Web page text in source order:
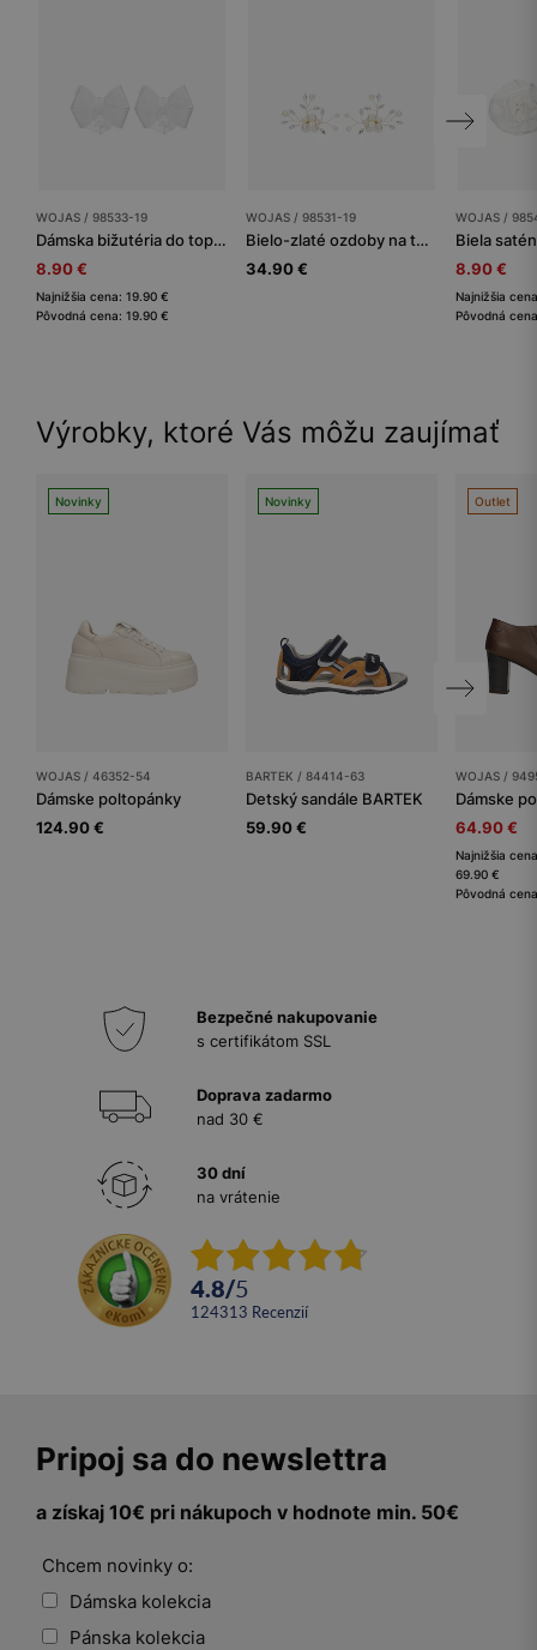
WOJAS / 98533-19
Dámska bižutéria do topánok Wojas. Kvalita a štýl
8.90 €
Najnižšia cena: 19.90 €
Pôvodná cena: 19.90 €
WOJAS / 98531-19
Bielo-zlaté ozdoby na topánky s perličkami
34.90 €
WOJAS /
8.90 €
Najnižšia
Pôvodná
Výrobky, ktoré Vás môžu zaujímať
Novinky
WOJAS / 46352-54
Dámske poltopánky
124.90 €
Novinky
BARTEK / 84414-63
Detský sandále BARTEK
59.90 €
Outlet
WOJAS /
Dámske
64.90 €
Najnižšia
69.90 €
Pôvodná
Bezpečné nakupovanie
s certifikátom SSL
Doprava zadarmo
nad 30 €
30 dní
na vrátenie
4.8/5
124313 recenzií
Pripoj sa do newslettra
a získaj 10€ pri nákupoch v hodnote min. 50€
Chcem novinky o:
Dámska kolekcia
Pánska kolekcia